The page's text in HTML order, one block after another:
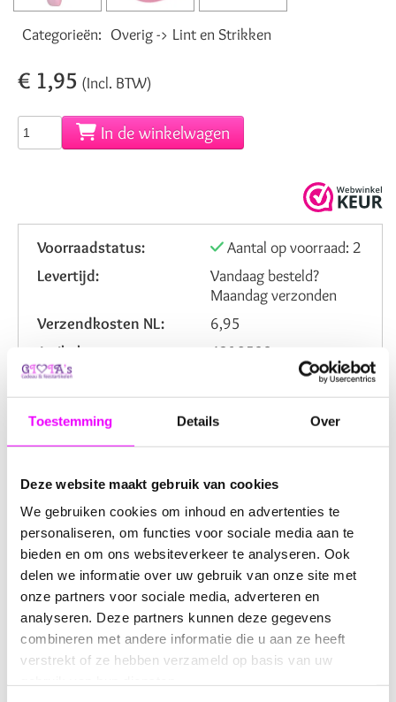
Toestemming Details Over
Deze website maakt gebruik van cookies
We gebruiken cookies om inhoud en advertenties te
personaliseren, om functies voor sociale media aan te
bieden en om ons websiteverkeer te analyseren. Ook
delen we informatie over uw gebruik van onze site met
onze partners voor sociale media, adverteren en
analyseren. Deze partners kunnen deze gegevens
combineren met andere informatie die u aan ze heeft
verstrekt of ze hebben verzameld op basis van uw
Categorieën: Overig -> Lint en Strikken
€ 1,95 (Incl. BTW)
In de winkelwagen
Voorraadstatus:
Aantal op voorraad: 2
Levertijd:
Vandaag besteld?
Maandag verzonden
Verzendkosten NL:
6,95
Artikelnummer:
4210539
Beoordeling:
Omschrijving Reviews
Dit prachtige lichtroze lint van 1 cm breed en 22,5 meter
lang is een veelzijdige keuze voor verschillende
decoratieve en creatieve projecten. Gemaakt van
hoogwaardig polyester, biedt dit lint een stevige en
duurzame afwerking. Het is perfect voor het inpakken
van cadeautjes en pakketjes, het versieren van
bloemstukken, het maken van strikken, en allerlei
knutsel- en handwerkprojecten.
De zachte lichtroze kleur geeft een charmante en